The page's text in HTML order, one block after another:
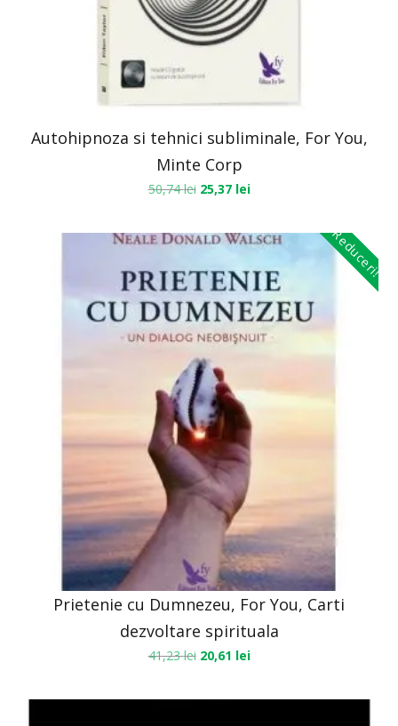
Autohipnoza si tehnici subliminale, For You,
Minte Corp
50,74lei 25,37 lei
Reduceri!
Prietenie cu Dumnezeu, For You, Carti
dezvoltare spirituala
41,23lei 20,61 lei